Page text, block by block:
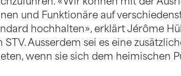
und Funktionäre auf
hochhalten», erklärt Jérôme
Ausserdem sei es eine
wenn sie sich dem heimischen